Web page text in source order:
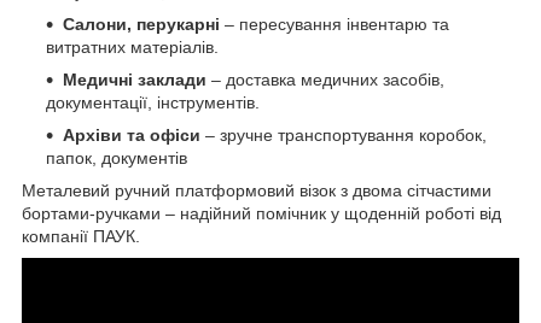
Салони, перукарні – пересування інвентарю та
витратних матеріалів.
Медичні заклади – доставка медичних засобів,
документації, інструментів.
Архіви та офіси – зручне транспортування коробок,
папок, документів
Металевий ручний платформовий візок з двома сітчастими
бортами-ручками – надійний помічник у щоденній роботі від
компанії ПАУК.